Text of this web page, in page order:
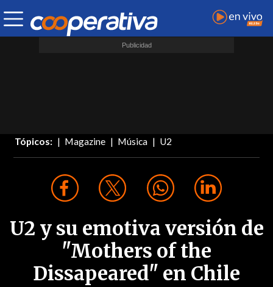
Tópicos: Magazine Música U2
U2 y su emotiva versión de
"Mothers of the
Dissapeared" en Chile